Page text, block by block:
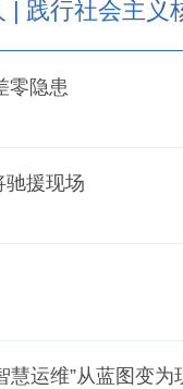
| 践行社会主义
零隐患
驰援现场
慧运维”从蓝图变为